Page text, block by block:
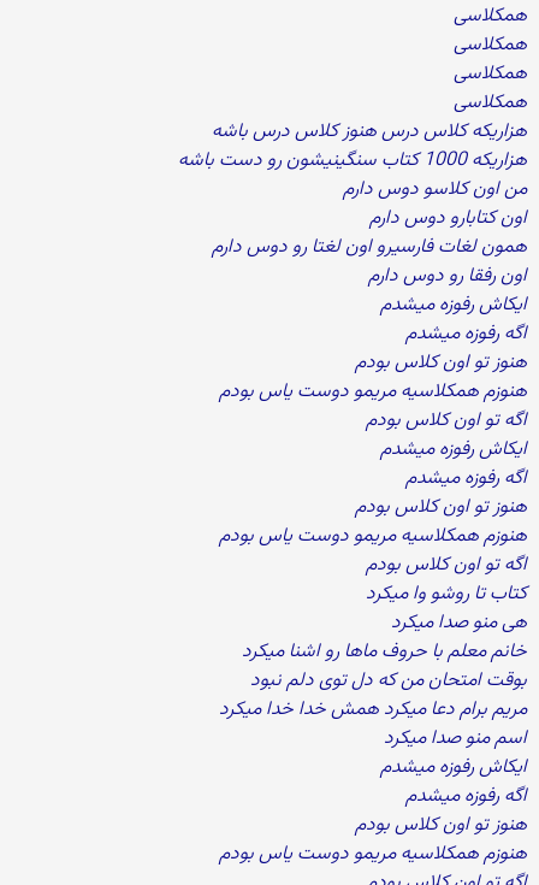
همکلاسی
همکلاسی
همکلاسی
همکلاسی
هزاریکه کلاس درس هنوز کلاس درس باشه
هزاریکه 1000 کتاب سنگینیشون رو دست باشه
من اون کلاسو دوس دارم
اون کتابارو دوس دارم
همون لغات فارسیرو اون لغتا رو دوس دارم
اون رفقا رو دوس دارم
ایکاش رفوزه میشدم
اگه رفوزه میشدم
هنوز تو اون کلاس بودم
هنوزم همکلاسیه مریمو دوست یاس بودم
اگه تو اون کلاس بودم
ایکاش رفوزه میشدم
اگه رفوزه میشدم
هنوز تو اون کلاس بودم
هنوزم همکلاسیه مریمو دوست یاس بودم
اگه تو اون کلاس بودم
کتاب تا روشو وا میکرد
هی منو صدا میکرد
خانم معلم با حروف ماها رو اشنا میکرد
بوقت امتحان من که دل توی دلم نبود
مریم برام دعا میکرد همش خدا خدا میکرد
اسم منو صدا میکرد
ایکاش رفوزه میشدم
اگه رفوزه میشدم
هنوز تو اون کلاس بودم
هنوزم همکلاسیه مریمو دوست یاس بودم